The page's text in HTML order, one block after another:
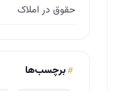
حقوق در املاک
برچسب‌ها